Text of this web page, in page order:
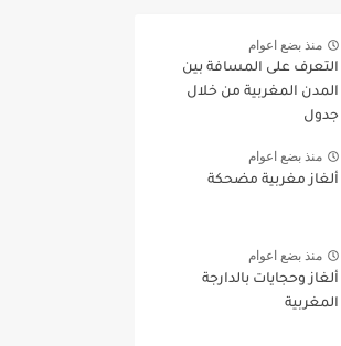
منذ بضع اعوام
التعرف على المسافة بين
المدن المغربية من خلال
جدول
منذ بضع اعوام
ألغاز مغربية مضحكة
منذ بضع اعوام
ألغاز وحجايات بالدارجة
المغربية